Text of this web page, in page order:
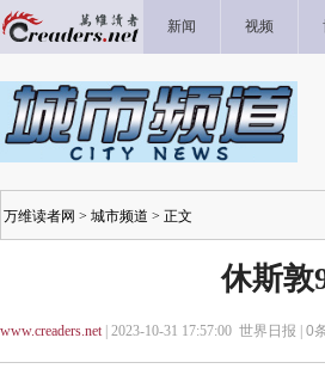
新闻 视频
万维读者网 > 城市频道 > 正文
休斯敦
www.creaders.net| 2023-10-31 17:57:00 世界日报 | 0